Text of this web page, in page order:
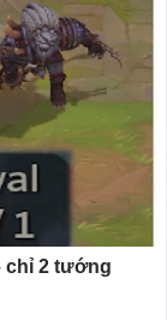
chỉ 2 tướng